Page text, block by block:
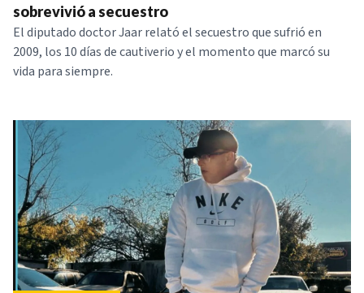
sobrevivió a secuestro
El diputado doctor Jaar relató el secuestro que sufrió en
2009, los 10 días de cautiverio y el momento que marcó su
vida para siempre.